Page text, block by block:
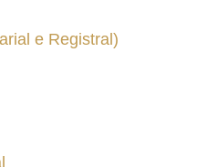
e Registral)